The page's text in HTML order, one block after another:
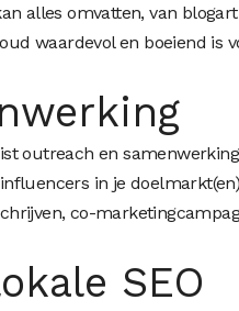
alles omvatten, van
waardevol en boeiend is
outreach en
in je
co-
SEO